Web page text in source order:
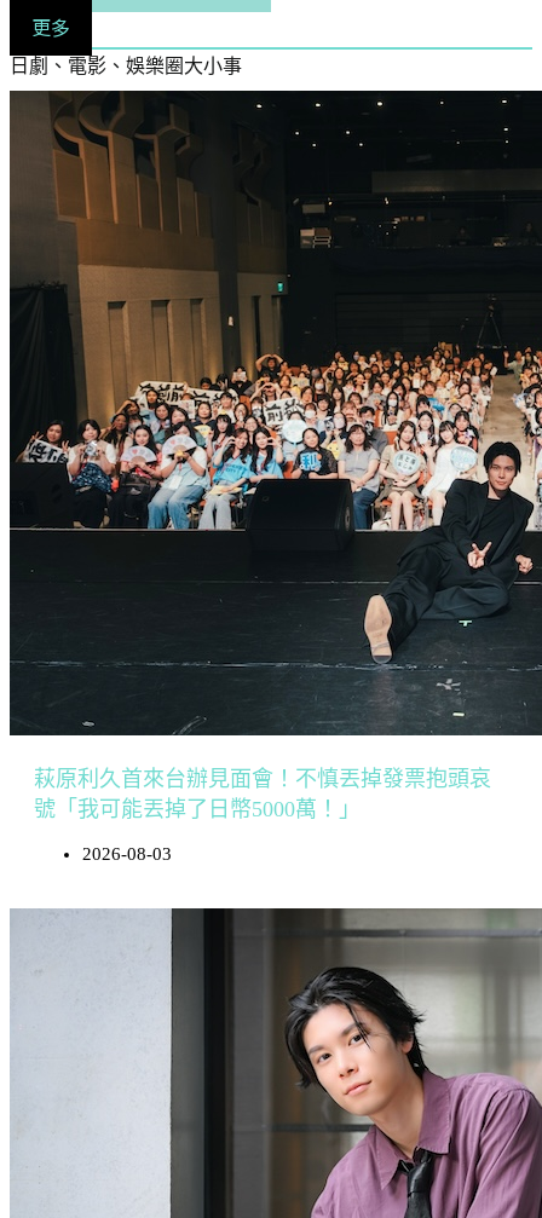
更多
日劇、電影、娛樂圈大小事
萩原利久首來台辦見面會！不慎丟掉發票抱頭哀
號「我可能丟掉了日幣5000萬！」
2026-08-03